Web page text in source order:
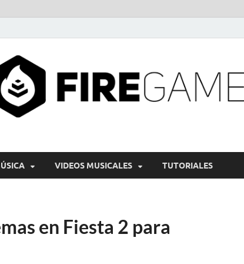
VIDEOS MUSICALES TUTORIALES
en Fiesta 2 para